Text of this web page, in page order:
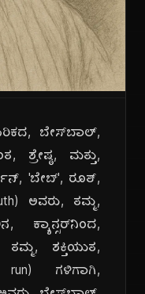
ಬೇಸ್‌ಬಾಲ್,
ಶ್ರೇಷ್ಠ, ಮತ್ತು,
'ಬೇಬ್', ರೂತ್,
ಅವರು, ತಮ್ಮ,
ಕ್ಯಾನ್ಸರ್‌ನಿಂದ,
ಶಕ್ತಿಯುತ,
ಗಳಿಗಾಗಿ,